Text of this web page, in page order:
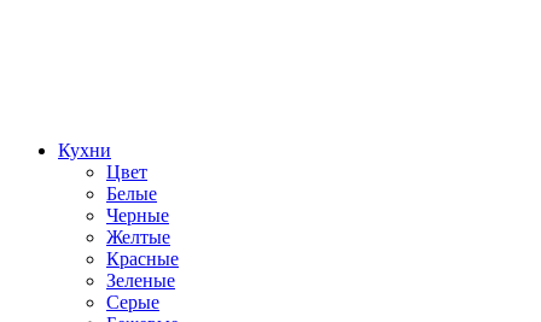
Кухни
Цвет
Белые
Черные
Желтые
Красные
Зеленые
Серые